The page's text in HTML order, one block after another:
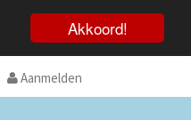
Akkoord!
Aanmelden